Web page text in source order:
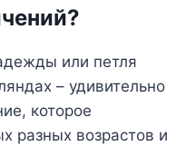
или петля
– удивительно
которое
разных возрастов и